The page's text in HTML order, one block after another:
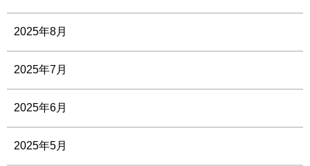
2025年8月
2025年7月
2025年6月
2025年5月